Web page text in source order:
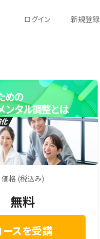
ログイン
新規登録
価格 (税込み)
無料
ースを受講